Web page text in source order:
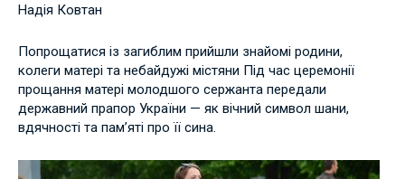
Надія Ковтан
Попрощатися із загиблим прийшли знайомі родини,
колеги матері та небайдужі містяни Під час церемонії
прощання матері молодшого сержанта передали
державний прапор України — як вічний символ шани,
вдячності та пам’яті про її сина.